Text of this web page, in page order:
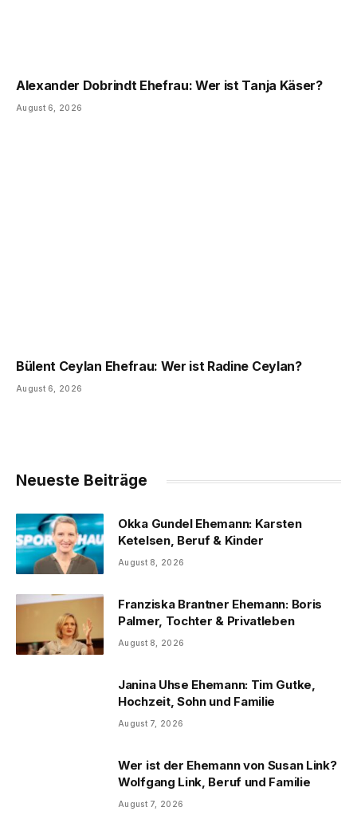
Alexander Dobrindt Ehefrau: Wer ist Tanja Käser?
August 6, 2026
Bülent Ceylan Ehefrau: Wer ist Radine Ceylan?
August 6, 2026
Neueste Beiträge
Okka Gundel Ehemann: Karsten
Ketelsen, Beruf & Kinder
August 8, 2026
Franziska Brantner Ehemann: Boris
Palmer, Tochter & Privatleben
August 8, 2026
Janina Uhse Ehemann: Tim Gutke,
Hochzeit, Sohn und Familie
August 7, 2026
Wer ist der Ehemann von Susan Link?
Wolfgang Link, Beruf und Familie
August 7, 2026